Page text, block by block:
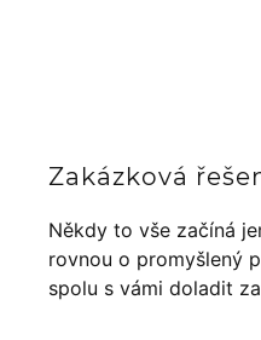
Zakázková
Někdy to vše začíná
rovnou o promyšlený
spolu s vámi doladit